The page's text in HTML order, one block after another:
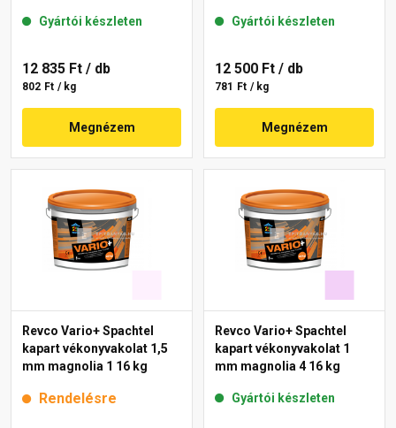
Gyártói készleten
12 835 Ft / db
802 Ft / kg
Megnézem
Gyártói készleten
12 500 Ft / db
781 Ft / kg
Megnézem
Revco Vario+ Spachtel
kapart vékonyvakolat 1,5
mm magnolia 1 16 kg
Rendelésre
Revco Vario+ Spachtel
kapart vékonyvakolat 1
mm magnolia 4 16 kg
Gyártói készleten